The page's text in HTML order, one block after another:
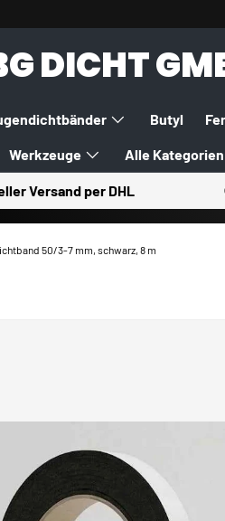
DICHT
Butyl
Werkzeuge Alle Kategorien
Versand per DHL
50/3-7 mm, schwarz, 8 m